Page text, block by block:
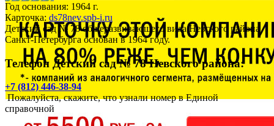
Год основания: 1964 г.
Карточка: ds78nev.spb-i.ru
Детский сад № 78 общеразвивающего вида Невского района
Санкт-Петербурга основан в 1964 году.
Телефон Детский сад № 78 Невского района:
+7 (812) 446-38-94
Пожалуйста, скажите, что узнали номер в Единой
справочной